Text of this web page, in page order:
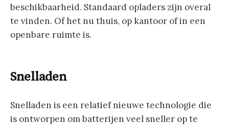
beschikbaarheid. Standaard opladers zijn overal
te vinden. Of het nu thuis, op kantoor of in een
openbare ruimte is.
Snelladen
Snelladen is een relatief nieuwe technologie die
is ontworpen om batterijen veel sneller op te